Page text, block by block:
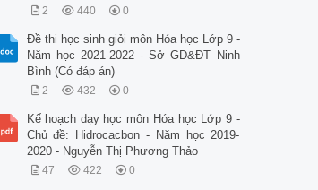
2 440 0
Đề thi học sinh giỏi môn Hóa học Lớp 9 -
Năm học 2021-2022 - Sở GD&ĐT Ninh
Bình (Có đáp án)
2 432 0
Kế hoạch dạy học môn Hóa học Lớp 9 -
Chủ đề: Hidrocacbon - Năm học 2019-
2020 - Nguyễn Thị Phương Thảo
47 422 0